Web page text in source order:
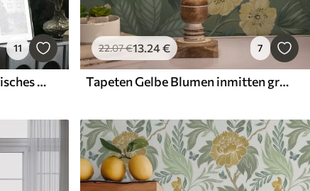
11
Tapeten Dunkelgrünes tropisches Laub mit blauen Akzenten
22.07€13.24€ 7
Tapeten Gelbe Blumen inmitten grüner Blattstruktur